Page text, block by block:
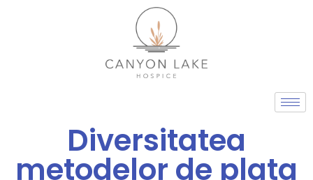
Diversitatea
metodelor de plata